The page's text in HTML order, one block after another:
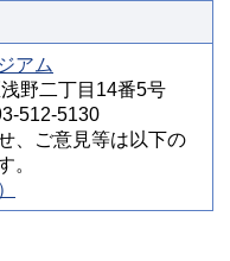
アム
野二丁目14番5号
512-5130
、ご意見等は以下の
。